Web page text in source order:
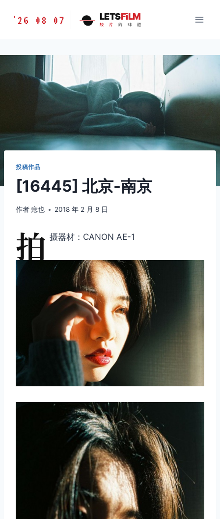
胶
味
LETSFILM
'26 08 07 LETSFiLM
胶 片 的 味 道
投稿作品
[16445] 北京-南京
作者痣也 2018 年 2 月 8 日
拍 摄器材：CANON AE-1